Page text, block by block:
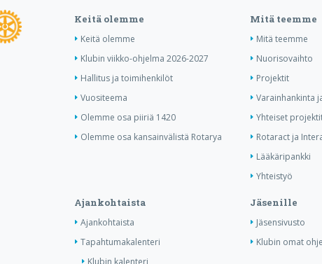
Keitä olemme
Keitä olemme
Klubin viikko-ohjelma 2026-2027
Hallitus ja toimihenkilöt
Vuositeema
Olemme osa piiriä 1420
Olemme osa kansainvälistä Rotarya
Mitä teemme
Mitä teemme
Nuorisovaihto
Projektit
Varainhankinta
Yhteiset
Rotaract ja
Lääkäripankki
Yhteistyö
Ajankohtaista
Ajankohtaista
Tapahtumakalenteri
Klubin kalenteri
Jäsenille
Jäsensivusto
Klubin omat